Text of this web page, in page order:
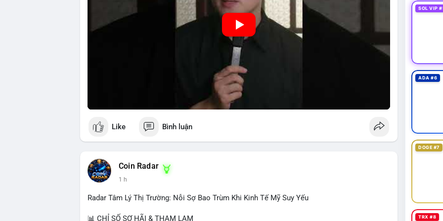
Like Bình luận
Coin Radar
1 h
Radar Tâm Lý Thị Trường: Nỗi Sợ Bao Trùm Khi Kinh Tế Mỹ Suy Yếu
📊 CHỈ SỐ SỢ HÃI & THAM LAM
SOL VIP
ADA #6
DOGE #7
TRX #8